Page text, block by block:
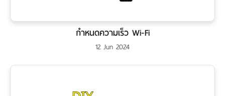
กำหนดความเร็ว Wi-Fi
12 Jun 2024